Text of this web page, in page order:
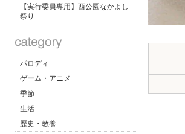
【実行委員専用】西公園なかよし
祭り
パロディ
ゲーム・アニメ
季節
生活
歴史・教養